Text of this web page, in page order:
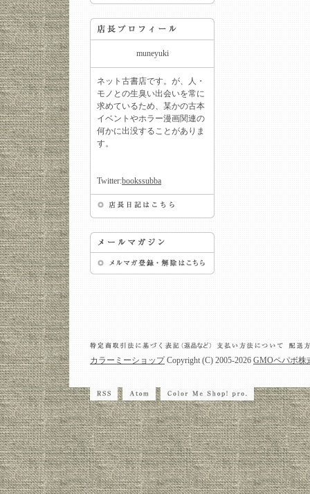
muneyuki
ネット古書店です。が、人・
モノとの生臭い出会いを常に
求めているため、某かの古本
イベントやホラー漫画関連の
何かに出没することがありま
す。
Twitter:bookssubba
カラーミーショップCopyright (C) 2005-2026 GMOペパボ株